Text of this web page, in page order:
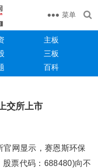
菜单
主板
三板
百科
交所上市
官网显示，赛恩斯环保
股票代码：688480)向不